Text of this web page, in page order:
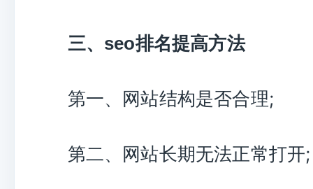
三、seo排名提高方法
第一、网站结构是否合理;
第二、网站长期无法正常打开;